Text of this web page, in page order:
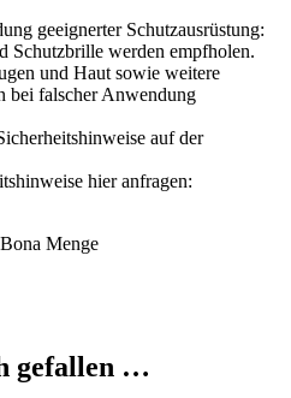
geeignerter Schutzausrüstung:
Schutzbrille werden empfholen.
und Haut sowie weitere
bei falscher Anwendung
auf der
hier anfragen:
Menge
gefallen …